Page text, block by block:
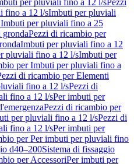
per pluviali fino a 12 l/sPezzi
fino a 12 l/sImbuti per pluviali
per pluviali fino a 25
Pezzi di ricambio per
Imbuti per pluviali fino a 12
pluviali fino a 12 l/sImbuti per
per Imbuti per pluviali fino a
di ricambio per Elementi
fino a 12 l/sPezzi di
fino a 12 l/sPer imbuti per
Pezzi di ricambio per
per pluviali fino a 12 l/sPezzi di
fino a 12 l/sPer imbuti per
per Per imbuti per pluviali fino
d40–200Sistema di fissaggio
per AccessoriPer imbuti per